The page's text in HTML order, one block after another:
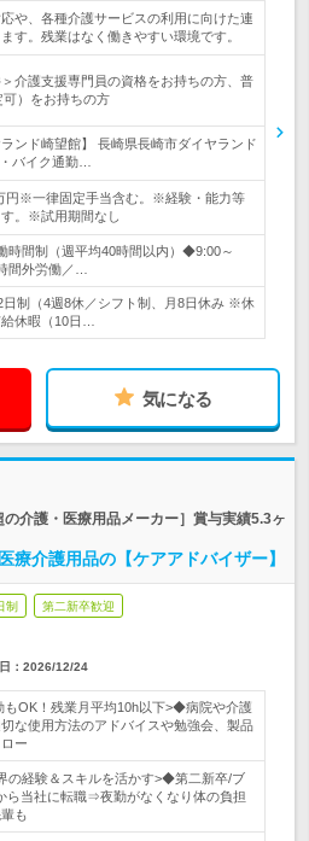
や、各種介護サービスの利用に向けた連
す。残業はなく働きやすい環境です。
介護支援専門員の資格をお持ちの方、普
）をお持ちの方
ランド崎望館】 長崎県長崎市ダイヤランド
バイク通勤…
円※一律固定手当含む。※経験・能力等
。※試用期間なし
時間制（週平均40時間以内）◆9:00～
間外労働／…
日制（4週8休／シフト制、月8日休み ※休
休暇（10日…
気になる
介護・医療用品メーカー］賞与実績5.3ヶ
療介護用品の【ケアアドバイザー】
制 第二新卒歓迎
： 2026/12/24
もOK！残業月平均10h以下>◆病院や介護
な使用方法のアドバイスや勉強会、製品
ー
の経験＆スキルを活かす>◆第二新卒/ブ
ら当社に転職⇒夜勤がなくなり体の負担
も